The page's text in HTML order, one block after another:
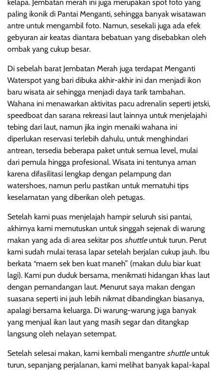
kelapa. Jembatan merah ini juga merupakan spot foto yang
paling ikonik di Pantai Menganti, sehingga banyak wisatawan
antre untuk mengambil foto. Namun, sesekali juga ada efek
gebyuran air keatas diantara bebatuan yang disebabkan oleh
ombak yang cukup besar.
Di sebelah barat Jembatan Merah juga terdapat Menganti
Waterspot yang bari dibuka akhir-akhir ini dan menjadi ikon
baru wisata air sehingga menjadi daya tarik tambahan.
Wahana ini menawarkan aktivitas pacu adrenalin seperti jetski,
speedboat dan sarana rekreasi laut lainnya untuk menjelajahi
tebing dari laut, namun jika ingin menaiki wahana ini
diperlukan reservasi terlebih dahulu, untuk menghindari
antrean, tersedia beberapa paket untuk semua level, mulai
dari pemula hingga profesional. Wisata ini tentunya aman
karena difasilitasi lengkap dengan pelampung dan
watershoes, namun perlu pastikan untuk mematuhi tips
keselamatan yang diberikan oleh petugas.
Setelah kami puas menjelajah hampir seluruh sisi pantai,
akhirnya kami memutuskan untuk singgah sejenak di warung
makan yang ada di area sekitar pos shuttleuntuk turun. Perut
kami sudah mulai terasa lapar setelah berjalan cukup jauh. Ibu
berkata “maem sek ben kuat maneh” (makan dulu biar kuat
lagi). Kami pun duduk bersama, menikmati hidangan khas laut
dengan pemandangan laut. Menurut saya makan dengan
suasana seperti ini jauh lebih nikmat dibandingkan biasanya,
apalagi bersama keluarga. Di warung-warung juga banyak
yang menjual ikan laut yang masih segar dan ditangkap
langsung oleh nelayan setempat.
Setelah selesai makan, kami kembali mengantre shuttleuntuk
turun, sepanjang perjalanan, kami melihat banyak kapal-kapal